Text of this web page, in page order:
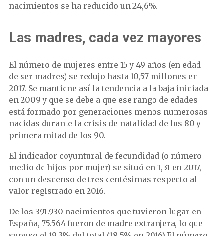
nacimientos se ha reducido un 24,6%.
Las madres, cada vez mayores
El número de mujeres entre 15 y 49 años (en edad
de ser madres) se redujo hasta 10,57 millones en
2017. Se mantiene así la tendencia a la baja iniciada
en 2009 y que se debe a que ese rango de edades
está formado por generaciones menos numerosas
nacidas durante la crisis de natalidad de los 80 y
primera mitad de los 90.
El indicador coyuntural de fecundidad (o número
medio de hijos por mujer) se situó en 1,31 en 2017,
con un descenso de tres centésimas respecto al
valor registrado en 2016.
De los 391.930 nacimientos que tuvieron lugar en
España, 75.564 fueron de madre extranjera, lo que